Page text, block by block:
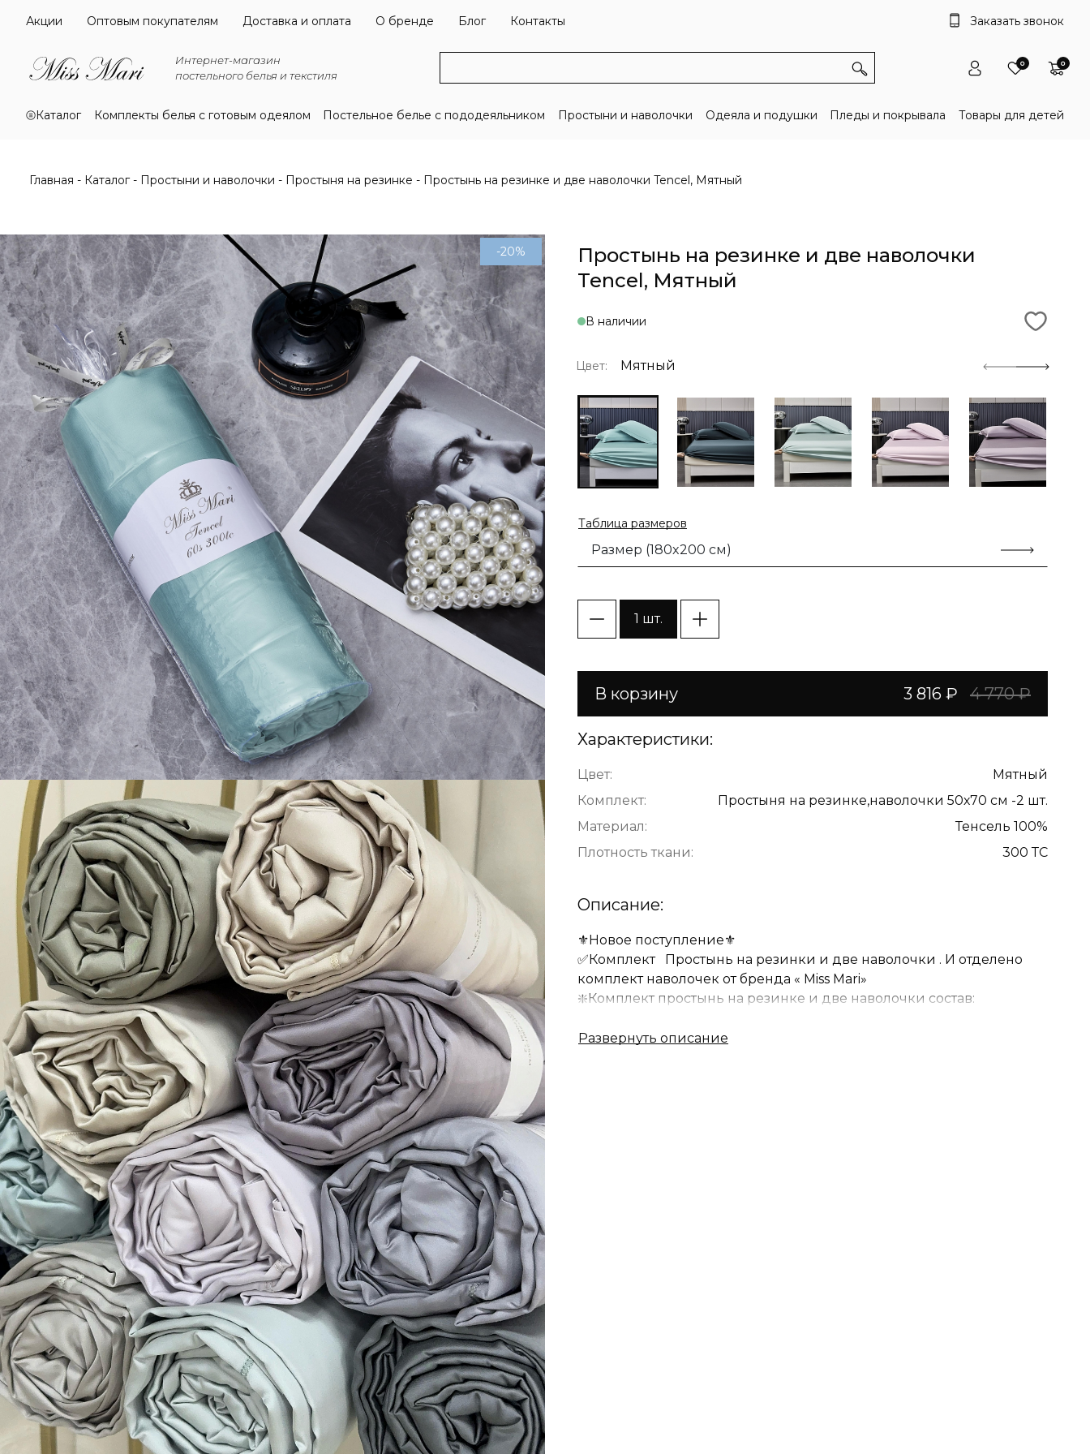
Акции Оптовым покупателям Доставка и оплата О бренде Блог Контакты Заказать звонок
Интернет-магазин
постельного белья и текстиля
0 0
Каталог Комплекты белья с готовым одеялом Постельное белье с пододеяльником Простыни и наволочки Одеяла и подушки Пледы и покрывала Товары для детей
Главная Каталог Простыни и наволочки Простыня на резинке Простынь на резинке и две наволочки Tencel, Мятный
-20%
Простынь на резинке и две наволочки
Tencel, Мятный
В наличии
Цвет: Мятный
Таблица размеров
Размер (180x200 см)
1 шт.
В корзину 3 816 ₽ 4 770 ₽
Характеристики:
Цвет:
Мятный
Комплект:
Простыня на резинке,наволочки 50х70 см -2 шт.
Материал:
Тенсель 100%
Плотность ткани:
300 ТС
Описание:
⚜️Новое поступление⚜️
✅Комплект Простынь на резинки и две наволочки . И отделено
комплект наволочек от бренда « Miss Mari»
❇️Комплект простынь на резинке и две наволочки состав:
❇️Наволочки состав: